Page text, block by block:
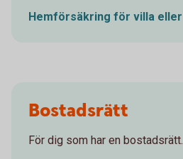
Hemförsäkring för villa eller
Bostadsrätt
För dig som har en bostadsrätt.